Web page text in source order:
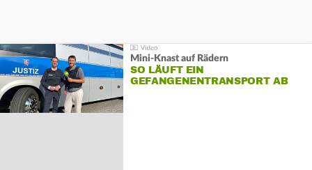
Mini-Knast auf Rädern
SO LÄUFT EIN
GEFANGENENTRANSPORT AB